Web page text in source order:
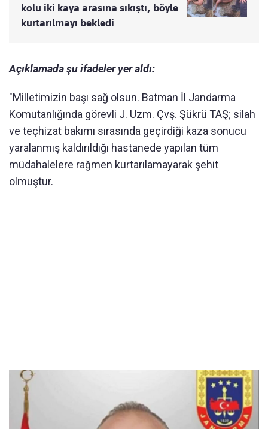
kolu iki kaya arasına sıkıştı, böyle
kurtarılmayı bekledi
Açıklamada şu ifadeler yer aldı:
"Milletimizin başı sağ olsun. Batman İl Jandarma
Komutanlığında görevli J. Uzm. Çvş. Şükrü TAŞ; silah
ve teçhizat bakımı sırasında geçirdiği kaza sonucu
yaralanmış kaldırıldığı hastanede yapılan tüm
müdahalelere rağmen kurtarılamayarak şehit
olmuştur.